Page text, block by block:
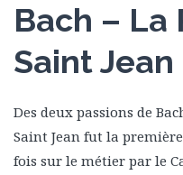
Bach – La
Saint Jean
Des deux passions de
Saint Jean fut la
fois sur le métier par le